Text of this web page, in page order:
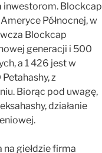
inwestorom. Blockcap
Północnej, w
Blockcap
generacji i 500
a 1 426 jest w
z
Biorąc pod uwagę,
działanie
giełdzie firma